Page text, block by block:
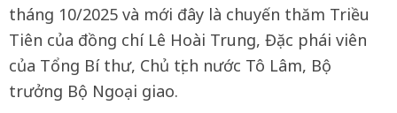
tháng 10/2025 và mới đây là chuyến thăm Triều
Tiên của đồng chí Lê Hoài Trung, Đặc phái viên
của Tổng Bí thư, Chủ tịch nước Tô Lâm, Bộ
trưởng Bộ Ngoại giao.